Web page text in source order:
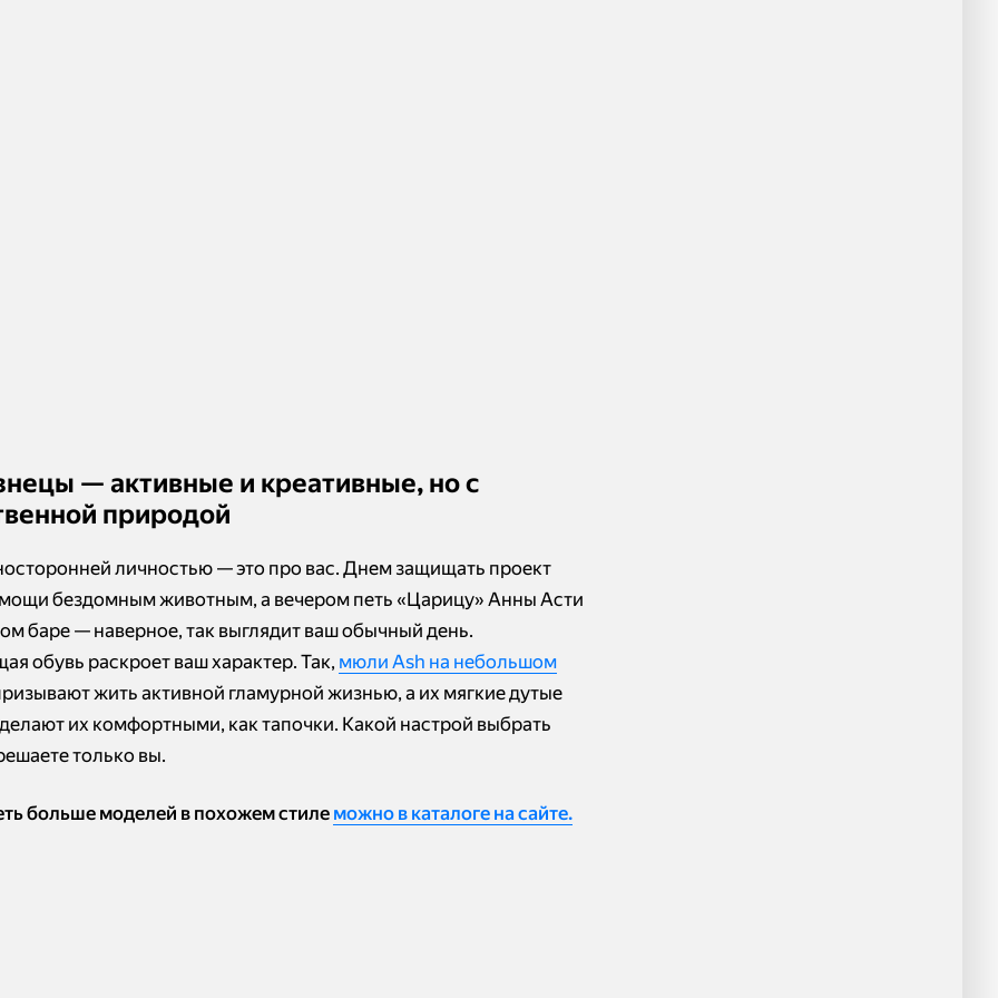
— активные и креативные, но с
природой
личностью — это про вас. Днем защищать проект
бездомным животным, а вечером петь «Царицу» Анны Асти
баре — наверное, так выглядит ваш обычный день.
обувь раскроет ваш характер. Так, мюли Ash на небольшом
жить активной гламурной жизнью, а их мягкие дутые
их комфортными, как тапочки. Какой настрой выбрать
только вы.
больше моделей в похожем стиле можно в каталоге на сайте.